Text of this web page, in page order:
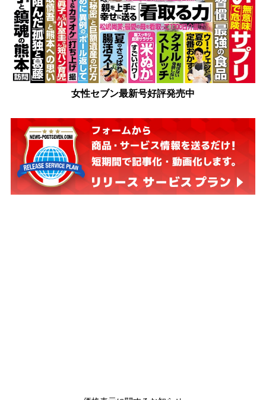
女性セブン最新号好評発売中